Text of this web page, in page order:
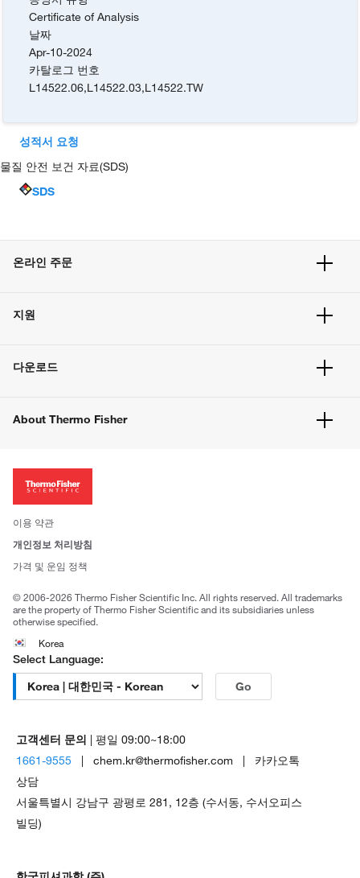
Certificate of Analysis
날짜
Apr-10-2024
카탈로그 번호
L14522.06,L14522.03,L14522.TW
성적서 요청
물질 안전 보건 자료(SDS)
SDS
온라인 주문
주문 방법
벌크 주문
지원
고객 센터
웹사이트 개선사항
다운로드
About Thermo Fisher
투자자
사회적 책임
브랜드
이용 약관
개인정보 처리방침
가격 및 운임 정책
© 2006-2026 Thermo Fisher Scientific Inc. All rights reserved. All trademarks
are the property of Thermo Fisher Scientific and its subsidiaries unless
otherwise specified.
Korea
Select Language:
Go
고객센터 문의 | 평일 09:00~18:00
1661-9555 | chem.kr@thermofisher.com | 카카오톡
상담
서울특별시 강남구 광평로 281, 12층 (수서동, 수서오피스
빌딩)